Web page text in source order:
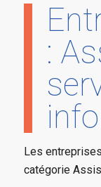
:
Les
catégorie